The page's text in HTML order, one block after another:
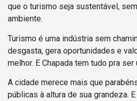
que o turismo seja sustentável,
ambiente.
Turismo é uma indústria sem
desgasta, gera oportunidades e
melhor. E Chapada tem tudo pra
A cidade merece mais que
públicas à altura de sua grandeza.